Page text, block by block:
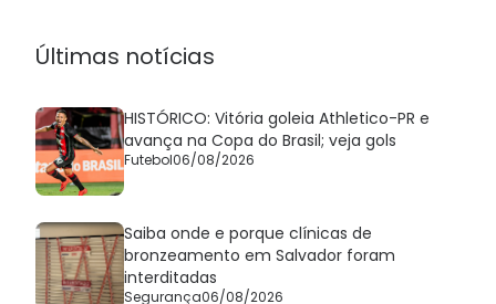
Últimas notícias
HISTÓRICO: Vitória goleia Athletico-PR e
avança na Copa do Brasil; veja gols
Futebol06/08/2026
Saiba onde e porque clínicas de
bronzeamento em Salvador foram
interditadas
Segurança06/08/2026